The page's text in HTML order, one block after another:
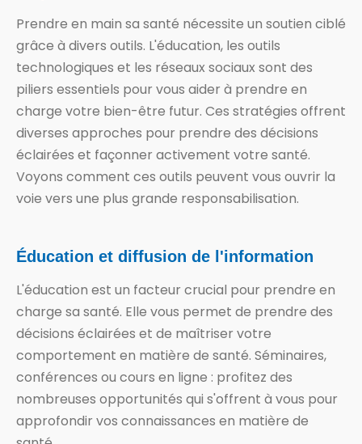
Prendre en main sa santé nécessite un soutien ciblé
grâce à divers outils. L'éducation, les outils
technologiques et les réseaux sociaux sont des
piliers essentiels pour vous aider à prendre en
charge votre bien-être futur. Ces stratégies offrent
diverses approches pour prendre des décisions
éclairées et façonner activement votre santé.
Voyons comment ces outils peuvent vous ouvrir la
voie vers une plus grande responsabilisation.
Éducation et diffusion de l'information
L'éducation est un facteur crucial pour prendre en
charge sa santé. Elle vous permet de prendre des
décisions éclairées et de maîtriser votre
comportement en matière de santé. Séminaires,
conférences ou cours en ligne : profitez des
nombreuses opportunités qui s'offrent à vous pour
approfondir vos connaissances en matière de